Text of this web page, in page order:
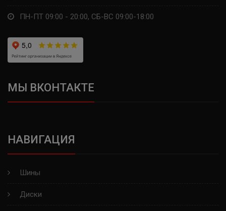
ПН-ПТ 09:00 - 20:00, СБ-ВС 09:00-18:00
МЫ ВКОНТАКТЕ
НАВИГАЦИЯ
Шины
Диски